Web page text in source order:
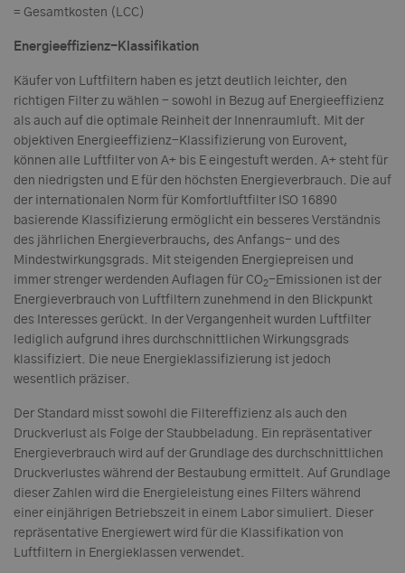
= Gesamtkosten (LCC)
Energieeffizienz-Klassifikation
Käufer von Luftfiltern haben es jetzt deutlich leichter, den
richtigen Filter zu wählen - sowohl in Bezug auf Energieeffizienz
als auch auf die optimale Reinheit der Innenraumluft. Mit der
objektiven Energieeffizienz-Klassifizierung von Eurovent,
können alle Luftfilter von A+ bis E eingestuft werden. A+ steht für
den niedrigsten und E für den höchsten Energieverbrauch. Die auf
der internationalen Norm für Komfortluftfilter ISO 16890
basierende Klassifizierung ermöglicht ein besseres Verständnis
des jährlichen Energieverbrauchs, des Anfangs- und des
Mindestwirkungsgrads. Mit steigenden Energiepreisen und
immer strenger werdenden Auflagen für CO 2-Emissionen ist der
Energieverbrauch von Luftfiltern zunehmend in den Blickpunkt
des Interesses gerückt. In der Vergangenheit wurden Luftfilter
lediglich aufgrund ihres durchschnittlichen Wirkungsgrads
klassifiziert. Die neue Energieklassifizierung ist jedoch
wesentlich präziser.
Der Standard misst sowohl die Filtereffizienz als auch den
Druckverlust als Folge der Staubbeladung. Ein repräsentativer
Energieverbrauch wird auf der Grundlage des durchschnittlichen
Druckverlustes während der Bestaubung ermittelt. Auf Grundlage
dieser Zahlen wird die Energieleistung eines Filters während
einer einjährigen Betriebszeit in einem Labor simuliert. Dieser
repräsentative Energiewert wird für die Klassifikation von
Luftfiltern in Energieklassen verwendet.